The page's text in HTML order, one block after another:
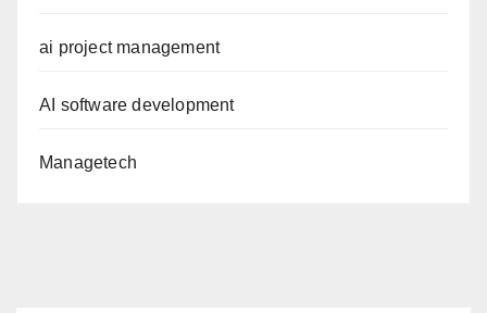
ai project management
AI software development
Managetech